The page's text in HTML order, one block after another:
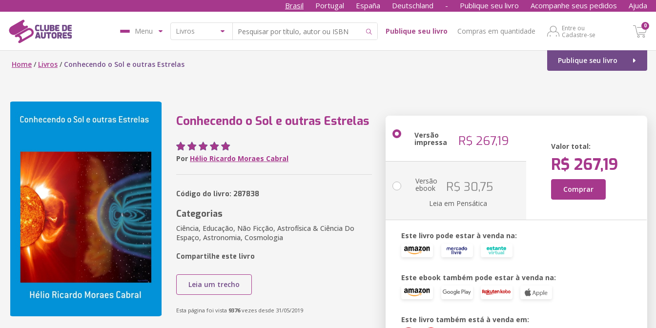
Brasil Portugal España Deutschland - Publique seu livro Acompanhe seus pedidos Ajuda
Menu Publique seu livro Compras em quantidade
Entre ou
Cadastre-se
0
Publique seu livro
Home / Livros / Conhecendo o Sol e outras Estrelas
Conhecendo o Sol e outras Estrelas
Por Hélio Ricardo Moraes Cabral
Código do livro: 287838
Categorias
Ciência, Educação, Não Ficção, Astrofísica & Ciência Do
Espaço, Astronomia, Cosmologia
Compartilhe este livro
Leia um trecho
Esta página foi vista 9376vezes desde 31/05/2019
Versão
impressa R$ 267,19 Valor total:
R$ 267,19
Comprar
Versão
ebook R$ 30,75
Leia em Pensática
Este livro pode estar à venda na:
Este ebook também pode estar à venda na:
Este livro também está à venda em: